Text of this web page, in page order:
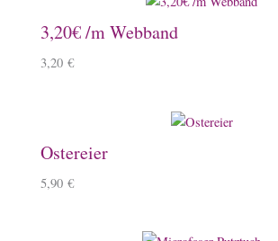
3,20€ /m Webband
3,20 €
Ostereier
5,90 €